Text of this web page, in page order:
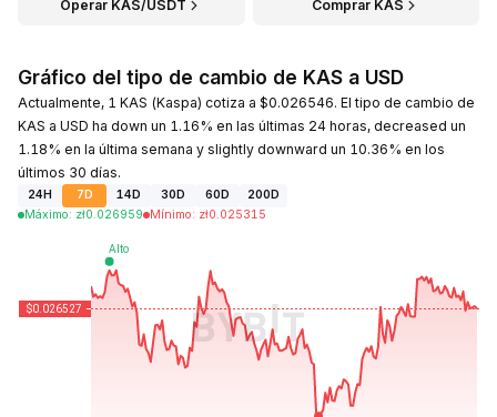
Operar KAS/USDT Comprar KAS
Gráfico del tipo de cambio de KAS a USD
Actualmente, 1 KAS (Kaspa) cotiza a $0.026546. El tipo de cambio de
KAS a USD ha down un 1.16% en las últimas 24 horas, decreased un
1.18% en la última semana y slightly downward un 10.36% en los
últimos 30 días.
24H 7D 14D 30D 60D
200D
Máximo: zł0.026959 Mínimo: zł0.025315